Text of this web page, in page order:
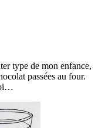
type de mon enfance,
passées au four.